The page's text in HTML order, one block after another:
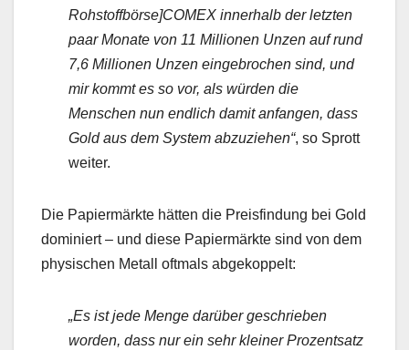
Rohstoffbörse]COMEX innerhalb der letzten
paar Monate von 11 Millionen Unzen auf rund
7,6 Millionen Unzen eingebrochen sind, und
mir kommt es so vor, als würden die
Menschen nun endlich damit anfangen, dass
Gold aus dem System abzuziehen“, so Sprott
weiter.
Die Papiermärkte hätten die Preisfindung bei Gold
dominiert – und diese Papiermärkte sind von dem
physischen Metall oftmals abgekoppelt:
„Es ist jede Menge darüber geschrieben
worden, dass nur ein sehr kleiner Prozentsatz